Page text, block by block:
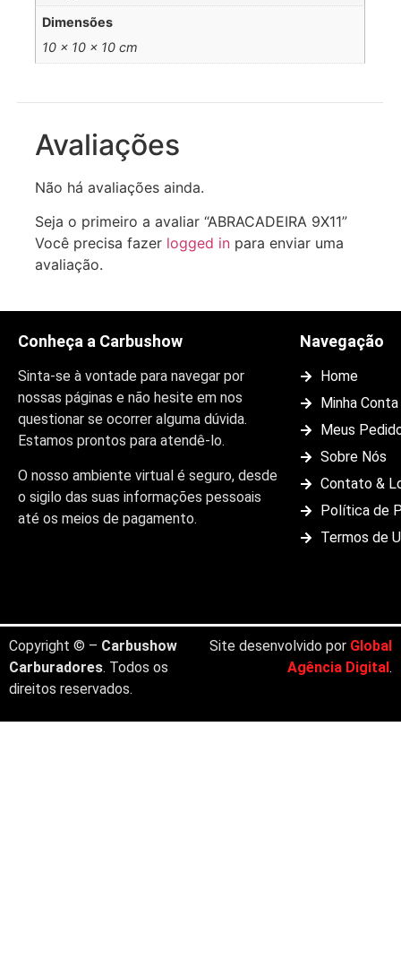
Dimensões
10 × 10 × 10 cm
Avaliações
Não há avaliações ainda.
Seja o primeiro a avaliar “ABRACADEIRA 9X11”
Você precisa fazer logged in para enviar uma
avaliação.
Conheça a Carbushow
Sinta-se à vontade para navegar por
nossas páginas e não hesite em nos
questionar se ocorrer alguma dúvida.
Estamos prontos para atendê-lo.
O nosso ambiente virtual é seguro, desde
o sigilo das suas informações pessoais
até os meios de pagamento.
Navegação
Home
Minha Conta
Meus
Sobre Nós
Contato &
Política de
Termos de
Copyright © – Carbushow
Carburadores. Todos os
direitos reservados.
Site desenvolvido por Global
Agência Digital.